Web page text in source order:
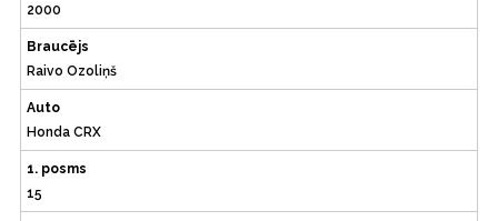
2000
Braucējs
Raivo Ozoliņš
Auto
Honda CRX
1. posms
15